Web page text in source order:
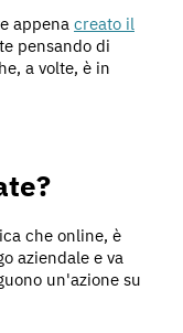
appena creato il
pensando di
a volte, è in
che online, è
aziendale e va
un'azione su